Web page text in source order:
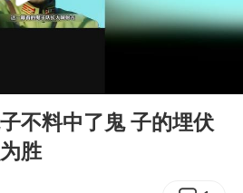
U17国足点球大战淘汰河床晋级决赛
中巨芯：上半年归母净利润1405.77万元
胜宏科技：股票交易异常波动
不料中了鬼 子的埋伏
胜